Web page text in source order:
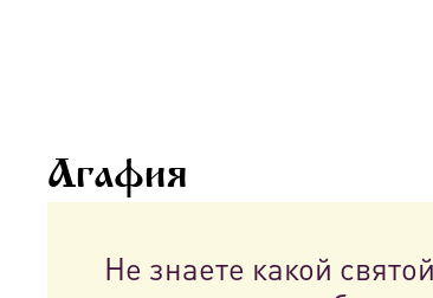
Агафия
Не знаете какой